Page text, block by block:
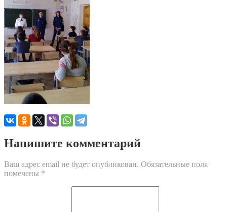
Напишите комментарий
Ваш адрес email не будет опубликован. Обязательные поля
помечены *